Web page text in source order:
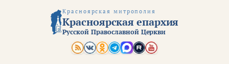
Красноярская митрополия
Красноярская епархия
Русской Православной Церкви